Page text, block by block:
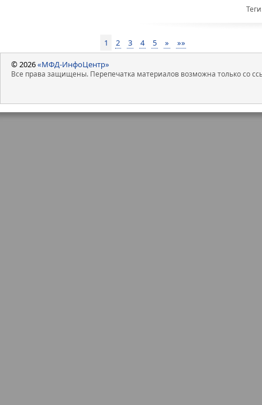
инициатив с целью
ООО «Сибирское стекло»
округов, имеет статус
бизнеса.
1 2 3 4 5 » »»
© 2026«МФД-ИнфоЦентр»
Все права защищены. Перепечатка материалов возможна только со